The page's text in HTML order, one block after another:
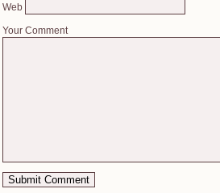
Web
Your Comment